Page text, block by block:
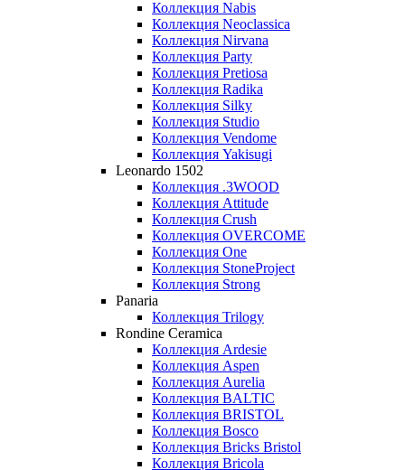
Коллекция Nabis
Коллекция Neoclassica
Коллекция Nirvana
Коллекция Party
Коллекция Pretiosa
Коллекция Radika
Коллекция Silky
Коллекция Studio
Коллекция Vendome
Коллекция Yakisugi
Leonardo 1502
Коллекция .3WOOD
Коллекция Attitude
Коллекция Crush
Коллекция OVERCOME
Коллекция One
Коллекция StoneProject
Коллекция Strong
Panaria
Коллекция Trilogy
Rondine Ceramica
Коллекция Ardesie
Коллекция Aspen
Коллекция Aurelia
Коллекция BALTIC
Коллекция BRISTOL
Коллекция Bosco
Коллекция Bricks Bristol
Коллекция Bricola